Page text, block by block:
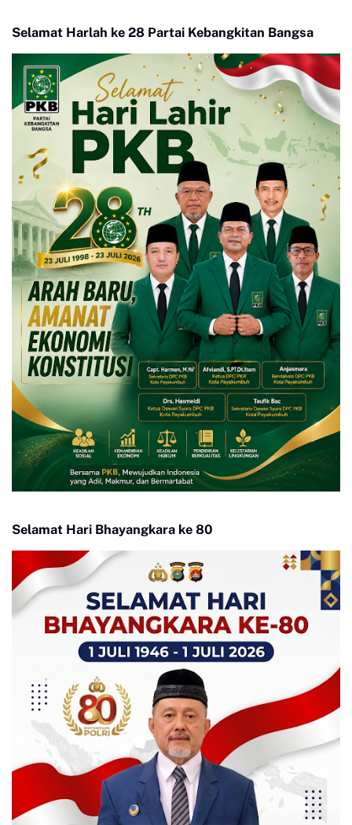
Selamat Harlah ke 28 Partai Kebangkitan Bangsa
Selamat Hari Bhayangkara ke 80